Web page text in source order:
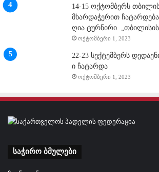
14-15 ოქტომბერს
მხარდაჭერით
ღია ტურნირი „თბილისის
ოქტომბერი 1, 2023
22-23 სექტემბერს
ი ჩატარდა
ოქტომბერი 1, 2023
საჭირო ბმულები